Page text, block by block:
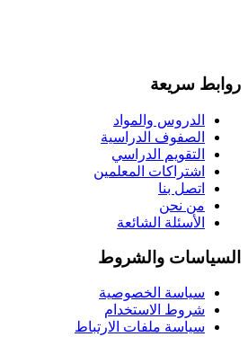
روابط سريعة
الدروس والمواد
الصفوف الدراسية
التقويم الدراسي
اشتراكات المعلمين
اتصل بنا
من نحن
الأسئلة الشائعة
السياسات والشروط
سياسة الخصوصية
شروط الاستخدام
سياسة ملفات الارتباط